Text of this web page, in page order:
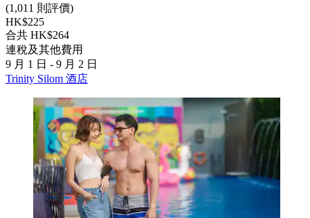
(1,011 則評價)
HK$225
合共 HK$264
連稅及其他費用
9 月 1 日 - 9 月 2 日
Trinity Silom 酒店